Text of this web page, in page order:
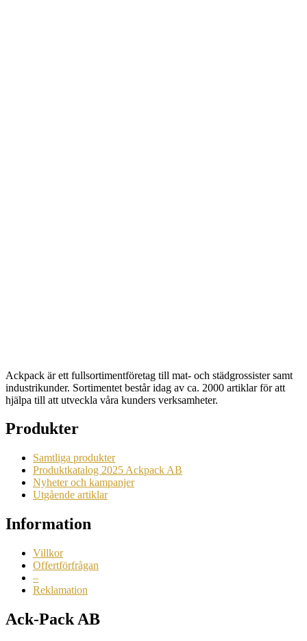
Ackpack är ett fullsortimentföretag till mat- och städgrossister samt
industrikunder. Sortimentet består idag av ca. 2000 artiklar för att
hjälpa till att utveckla våra kunders verksamheter.
Produkter
Samtliga produkter
Produktkatalog 2025 Ackpack AB
Nyheter och kampanjer
Utgående artiklar
Information
Villkor
Offertförfrågan
–
Reklamation
Ack-Pack AB